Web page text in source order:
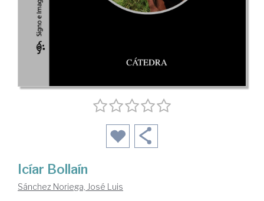
Icíar Bollaín
Sánchez Noriega, José Luis